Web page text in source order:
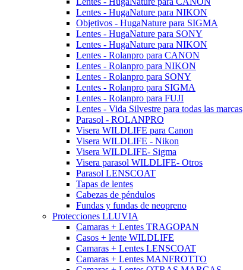
Lentes - HugaNature para NIKON
Objetivos - HugaNature para SIGMA
Lentes - HugaNature para SONY
Lentes - HugaNature para NIKON
Lentes - Rolanpro para CANON
Lentes - Rolanpro para NIKON
Lentes - Rolanpro para SONY
Lentes - Rolanpro para SIGMA
Lentes - Rolanpro para FUJI
Lentes - Vida Silvestre para todas las marcas
Parasol - ROLANPRO
Visera WILDLIFE para Canon
Visera WILDLIFE - Nikon
Visera WILDLIFE- Sigma
Visera parasol WILDLIFE- Otros
Parasol LENSCOAT
Tapas de lentes
Cabezas de péndulos
Fundas y fundas de neopreno
Protecciones LLUVIA
Camaras + Lentes TRAGOPAN
Casos + lente WILDLIFE
Camaras + Lentes LENSCOAT
Camaras + Lentes MANFROTTO